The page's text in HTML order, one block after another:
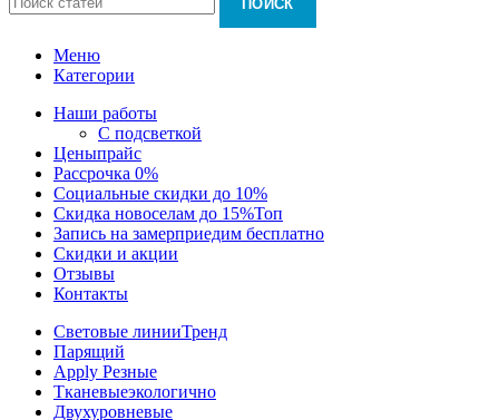
ПОИСК
Меню
Категории
Наши работы
С подсветкой
Ценыпрайс
Рассрочка 0%
Социальные скидки до 10%
Скидка новоселам до 15%Топ
Запись на замерприедим бесплатно
Скидки и акции
Отзывы
Контакты
Световые линииТренд
Парящий
Apply Резные
Тканевыеэкологично
Двухуровневые